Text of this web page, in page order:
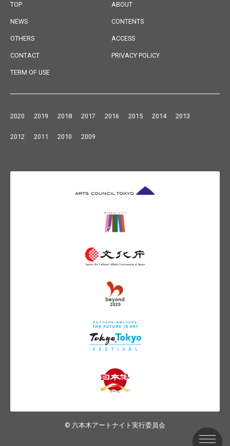
TOP ABOUT
NEWS CONTENTS
OTHERS ACCESS
CONTACT PRIVACY POLICY
TERM OF USE
2020 2019 2018 2017 2016 2015 2014 2013
2012 2011 2010 2009
© 六本木アートナイト実行委員会